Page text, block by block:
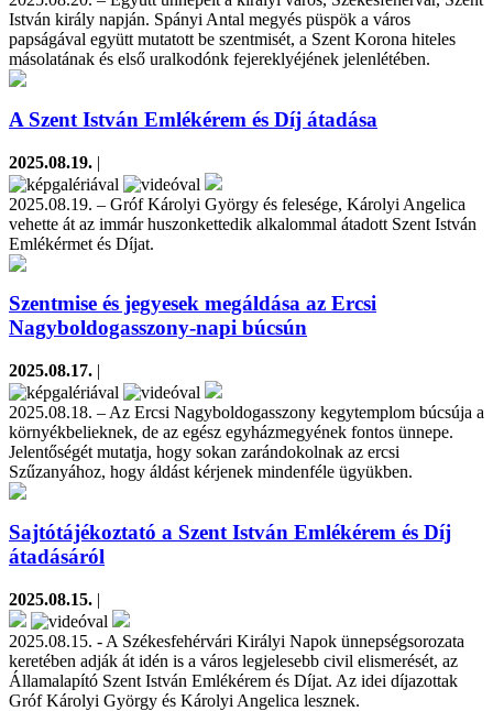
István király napján. Spányi Antal megyés püspök a város
papságával együtt mutatott be szentmisét, a Szent Korona hiteles
másolatának és első uralkodónk fejereklyéjének jelenlétében.
A Szent István Emlékérem és Díj átadása
2025.08.19. |
2025.08.19. – Gróf Károlyi György és felesége, Károlyi Angelica
vehette át az immár huszonkettedik alkalommal átadott Szent István
Emlékérmet és Díjat.
Szentmise és jegyesek megáldása az Ercsi
Nagyboldogasszony-napi búcsún
2025.08.17. |
2025.08.18. – Az Ercsi Nagyboldogasszony kegytemplom búcsúja a
környékbelieknek, de az egész egyházmegyének fontos ünnepe.
Jelentőségét mutatja, hogy sokan zarándokolnak az ercsi
Szűzanyához, hogy áldást kérjenek mindenféle ügyükben.
Sajtótájékoztató a Szent István Emlékérem és Díj
átadásáról
2025.08.15. |
2025.08.15. - A Székesfehérvári Királyi Napok ünnepségsorozata
keretében adják át idén is a város legjelesebb civil elismerését, az
Államalapító Szent István Emlékérem és Díjat. Az idei díjazottak
Gróf Károlyi György és Károlyi Angelica lesznek.